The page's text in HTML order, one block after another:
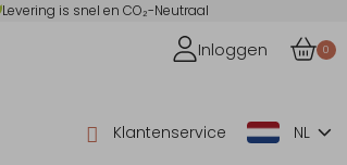
Levering is snel en CO₂-Neutraal
Inloggen 0
Klantenservice NL